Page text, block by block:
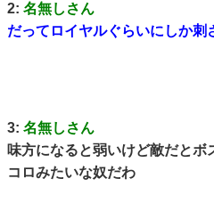
2: 名無しさん
だってロイヤルぐらいにしか
3: 名無しさん
味方になると弱いけど敵だとボ
コロみたいな奴だわ